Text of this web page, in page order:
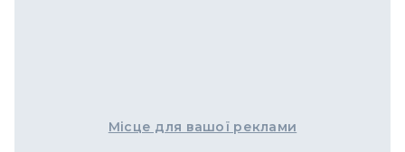
Місце для вашої реклами